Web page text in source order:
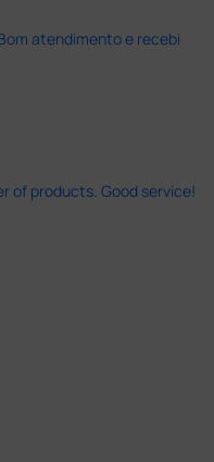
atendimento e recebi
of products. Good service!